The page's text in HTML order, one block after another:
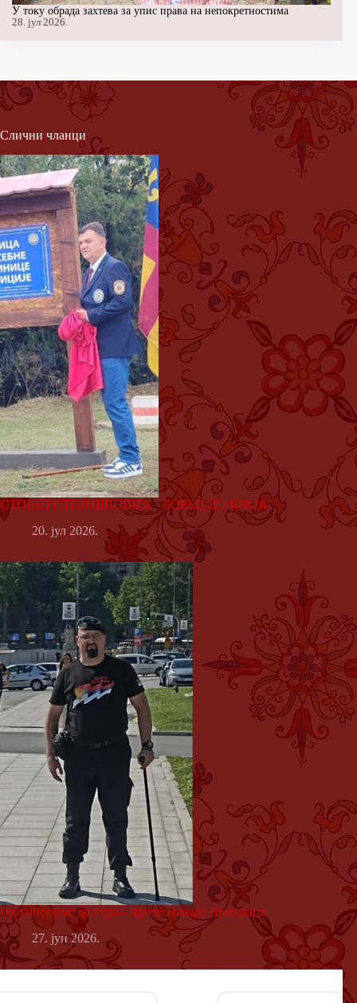
У току обрада захтева за упис права на непокретностима
28. јул 2026.
Слични чланци
СТОЈАН СТОЈМЕНОВИЋ – БОРАЦ ДО КРАЈА
20. јул 2026.
Од униформе до пера – прича Ненада Врањанца
27. јун 2026.